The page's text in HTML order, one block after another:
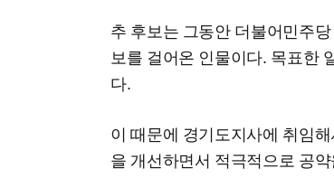
추 후보는 그동안 더불어민주
보를 걸어온 인물이다. 목표한
다.
이 때문에 경기도지사에 취임
을 개선하면서 적극적으로 공